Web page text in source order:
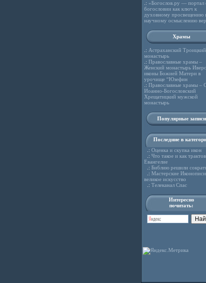
.: «Богослов.ру — портал
богословии как ключ к
духовному просвещению
научному осмыслению
Храмы
.: Астраханский Троицкий
монастырь
.: Православные храмы –
Женский монастырь
иконы Божией Матери в
урочище “Юзефин
.: Православные храмы –
Иоанно-Богословский
Хрещатицкий мужской
монастырь
Популярные записи
Последние в
.: Оценка и скупка икон
.: Что такое и как
Евангелие
.: Библию решили
.: Мастерские
великое искусство
.: Телеканал Спас
Интересно
почитать: